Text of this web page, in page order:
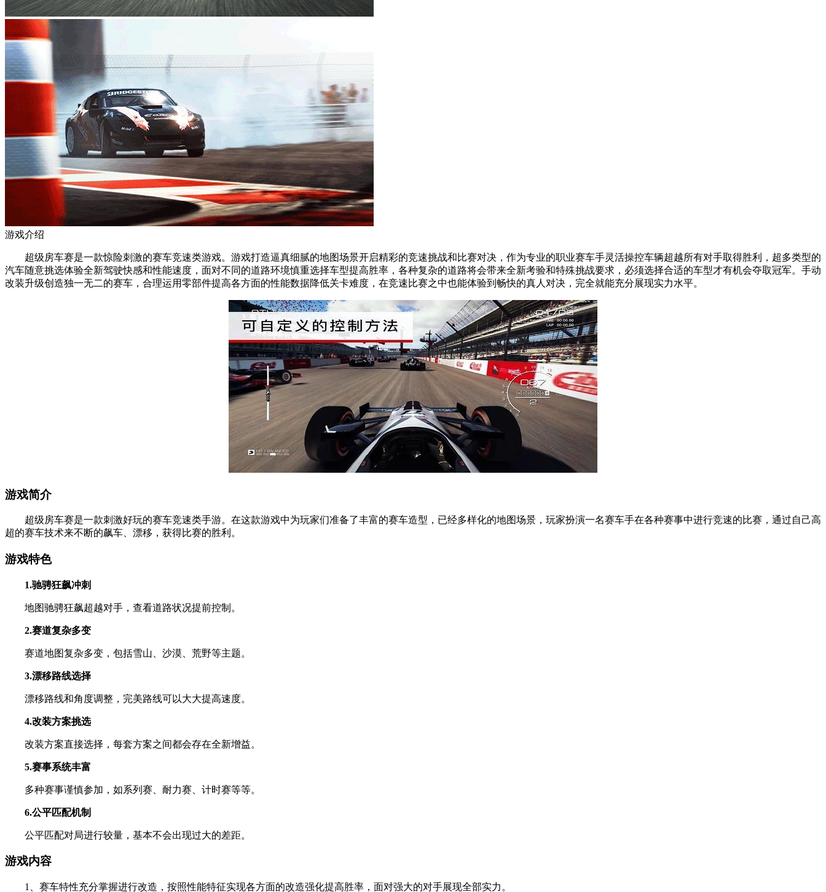
游戏介绍
超级房车赛是一款惊险刺激的赛车竞速类游戏。游戏打造逼真细腻的地图场景开启精彩的竞速挑战和比赛对决，作为专业的职业赛车手灵活操控车辆超越所有对手取得胜利，超多类型的
汽车随意挑选体验全新驾驶快感和性能速度，面对不同的道路环境慎重选择车型提高胜率，各种复杂的道路将会带来全新考验和特殊挑战要求，必须选择合适的车型才有机会夺取冠军。手动
改装升级创造独一无二的赛车，合理运用零部件提高各方面的性能数据降低关卡难度，在竞速比赛之中也能体验到畅快的真人对决，完全就能充分展现实力水平。
游戏简介
超级房车赛是一款刺激好玩的赛车竞速类手游。在这款游戏中为玩家们准备了丰富的赛车造型，已经多样化的地图场景，玩家扮演一名赛车手在各种赛事中进行竞速的比赛，通过自己高
超的赛车技术来不断的飙车、漂移，获得比赛的胜利。
游戏特色
1.驰骋狂飙冲刺
地图驰骋狂飙超越对手，查看道路状况提前控制。
2.赛道复杂多变
赛道地图复杂多变，包括雪山、沙漠、荒野等主题。
3.漂移路线选择
漂移路线和角度调整，完美路线可以大大提高速度。
4.改装方案挑选
改装方案直接选择，每套方案之间都会存在全新增益。
5.赛事系统丰富
多种赛事谨慎参加，如系列赛、耐力赛、计时赛等等。
6.公平匹配机制
公平匹配对局进行较量，基本不会出现过大的差距。
游戏内容
1、赛车特性充分掌握进行改造，按照性能特征实现各方面的改造强化提高胜率，面对强大的对手展现全部实力。